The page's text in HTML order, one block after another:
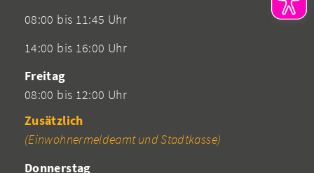
08:00 bis 11:45 Uhr
14:00 bis 16:00 Uhr
Freitag
08:00 bis 12:00 Uhr
Zusätzlich
(Einwohnermeldeamt und Stadtkasse)
Donnerstag